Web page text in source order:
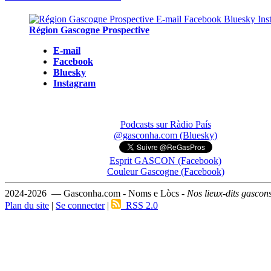
Région Gascogne Prospective
E-mail
Facebook
Bluesky
Instagram
Podcasts sur Ràdio País
@gasconha.com (Bluesky)
Esprit GASCON (Facebook)
Couleur Gascogne (Facebook)
2024-2026 — Gasconha.com - Noms e Lòcs - Nos lieux-dits
Plan du site | Se connecter| RSS 2.0